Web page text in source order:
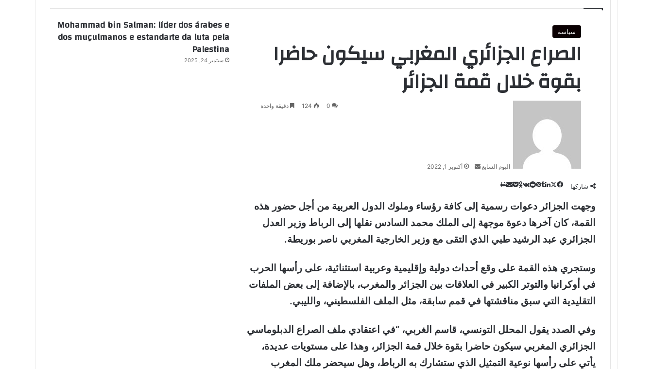
سياسة
الصراع الجزائري المغربي سيكون حاضرا
بقوة خلال قمة الجزائر
اليوم السابع أكتوبر 1, 2022
0
124 دقيقة واحدة
شاركها فيسبوك‫Xلينكدإن
بينتيريست
Odnoklassniki
‫Pocket
مشاركة
البريد
طباعة
وجهت الجزائر دعوات رسمية إلى كافة رؤساء وملوك الدول العربية من أجل حضور هذه
القمة، كان آخرها دعوة موجهة إلى الملك محمد السادس نقلها إلى الرباط وزير العدل
الجزائري عبد الرشيد طبي الذي التقى مع وزير الخارجية المغربي ناصر بوريطة.
وستجري هذه القمة على وقع أحداث دولية وإقليمية وعربية استثنائية، على رأسها الحرب
في أوكرانيا والتوتر الكبير في العلاقات بين الجزائر والمغرب، بالإضافة إلى بعض الملفات
التقليدية التي سبق مناقشتها في قمم سابقة، مثل الملف الفلسطيني، والليبي.
وفي الصدد يقول المحلل التونسي، قاسم الغربي، “في اعتقادي ملف الصراع الدبلوماسي
الجزائري المغربي سيكون حاضرا بقوة خلال قمة الجزائر، وهذا على مستويات عديدة،
يأتي على رأسها نوعية التمثيل الذي ستشارك به الرباط، وهل سيحضر ملك المغرب
Mohammad bin Salman: líder dos árabes e
dos muçulmanos e estandarte da luta pela
Palestina
سبتمبر 24, 2025